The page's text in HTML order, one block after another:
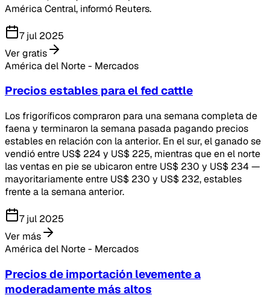
América Central, informó Reuters.
7 jul 2025
Ver gratis
América del Norte - Mercados
Precios estables para el fed cattle
Los frigoríficos compraron para una semana completa de
faena y terminaron la semana pasada pagando precios
estables en relación con la anterior. En el sur, el ganado se
vendió entre US$ 224 y US$ 225, mientras que en el norte
las ventas en pie se ubicaron entre US$ 230 y US$ 234 —
mayoritariamente entre US$ 230 y US$ 232, estables
frente a la semana anterior.
7 jul 2025
Ver más
América del Norte - Mercados
Precios de importación levemente a
moderadamente más altos